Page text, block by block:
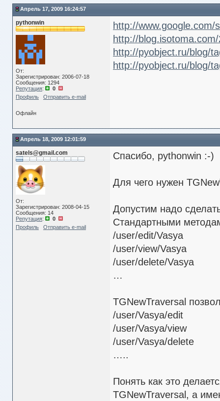
Апрель 17, 2009 16:24:57
pythonwin
От:
Зарегистрирован: 2006-07-18
Сообщения: 1294
Репутация:
0
Профиль
Отправить e-mail
http://www.google.com/
http://
http://pyobject.ru/blog/
http://pyobject.ru/blog/
Офлайн
Апрель 18, 2009 12:01:59
satels@gmail.com
От:
Зарегистрирован: 2008-04-15
Сообщения: 14
Репутация:
0
Профиль
Отправить e-mail
Спасибо, pythonwin :-)
Для чего нужен
Допустим надо
Стандартными
/user/edit/Vasya
/user/view/Vasya
/user/delete/Vasya
…
TGNewTraversal
/user/Vasya/edit
/user/Vasya/view
/user/Vasya/delete
…..
Понять как это
TGNewTraversal, а